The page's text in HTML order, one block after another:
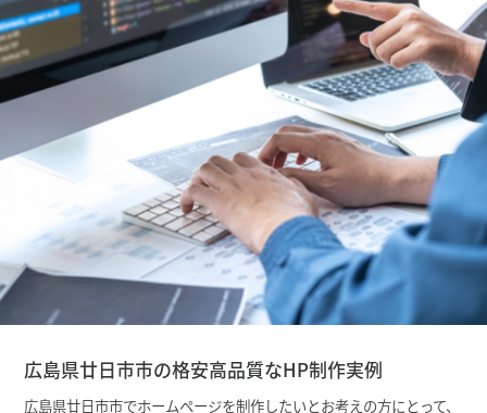
広島県廿日市市の格安高品質なHP制作実例
広島県廿日市市でホームページを制作したいとお考えの方にとって、